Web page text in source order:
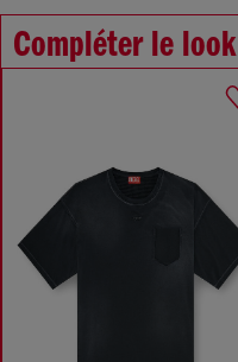
Compléter le look